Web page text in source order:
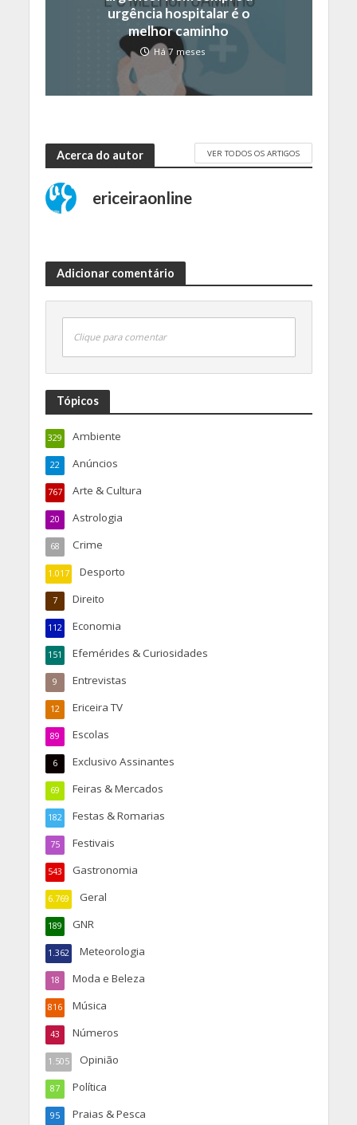
urgência hospitalar é o
melhor caminho
Há 7 meses
Acerca do autor VER TODOS OS ARTIGOS
ericeiraonline
Adicionar comentário
Clique para comentar
Tópicos
Ambiente
329
Anúncios
22
Arte & Cultura
767
Astrologia
20
Crime
68
Desporto
1.017
Direito
7
Economia
112
Efemérides & Curiosidades
151
Entrevistas
9
Ericeira TV
12
Escolas
89
Exclusivo Assinantes
6
Feiras & Mercados
69
Festas & Romarias
182
Festivais
75
Gastronomia
543
Geral
6.769
GNR
189
Meteorologia
1.362
Moda e Beleza
18
Música
816
Números
43
Opinião
1.505
Política
87
Praias & Pesca
95